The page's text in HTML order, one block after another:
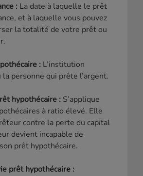
: La date à laquelle le prêt
et à laquelle vous pouvez
la totalité de votre prêt ou
: L’institution
personne qui prête l’argent.
hypothécaire : S’applique
à ratio élevé. Elle
contre la perte du capital
devient incapable de
prêt hypothécaire.
prêt hypothécaire :